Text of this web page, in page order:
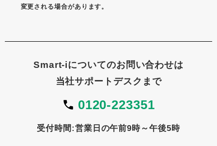
変更される場合があります。
Smart-iについてのお問い合わせは
当社サポートデスクまで
0120-223351
受付時間:営業日の午前9時～午後5時